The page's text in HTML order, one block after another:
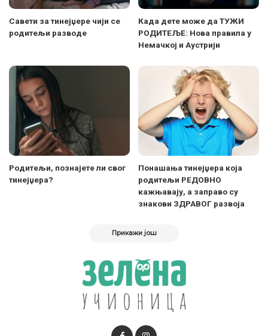
Савети за тинејџере чији се
родитељи разводе
Када дете може да ТУЖИ
РОДИТЕЉЕ: Нова правила у
Немачкој и Аустрији
Родитељи, познајете ли свог
тинејџера?
Понашања тинејџера која
родитељи РЕДОВНО
кажњавају, а заправо су
знакови ЗДРАВОГ развоја
Прикажи још